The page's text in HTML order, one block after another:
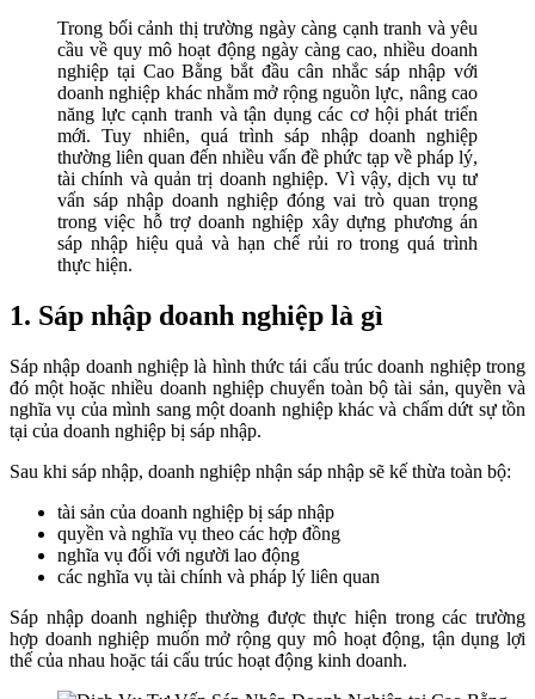
Trong bối cảnh thị trường ngày càng cạnh tranh và yêu
cầu về quy mô hoạt động ngày càng cao, nhiều doanh
nghiệp tại Cao Bằng bắt đầu cân nhắc sáp nhập với
doanh nghiệp khác nhằm mở rộng nguồn lực, nâng cao
năng lực cạnh tranh và tận dụng các cơ hội phát triển
mới. Tuy nhiên, quá trình sáp nhập doanh nghiệp
thường liên quan đến nhiều vấn đề phức tạp về pháp lý,
tài chính và quản trị doanh nghiệp. Vì vậy, dịch vụ tư
vấn sáp nhập doanh nghiệp đóng vai trò quan trọng
trong việc hỗ trợ doanh nghiệp xây dựng phương án
sáp nhập hiệu quả và hạn chế rủi ro trong quá trình
thực hiện.
1. Sáp nhập doanh nghiệp là gì
Sáp nhập doanh nghiệp là hình thức tái cấu trúc doanh nghiệp trong
đó một hoặc nhiều doanh nghiệp chuyển toàn bộ tài sản, quyền và
nghĩa vụ của mình sang một doanh nghiệp khác và chấm dứt sự tồn
tại của doanh nghiệp bị sáp nhập.
Sau khi sáp nhập, doanh nghiệp nhận sáp nhập sẽ kế thừa toàn bộ:
tài sản của doanh nghiệp bị sáp nhập
quyền và nghĩa vụ theo các hợp đồng
nghĩa vụ đối với người lao động
các nghĩa vụ tài chính và pháp lý liên quan
Sáp nhập doanh nghiệp thường được thực hiện trong các trường
hợp doanh nghiệp muốn mở rộng quy mô hoạt động, tận dụng lợi
thế của nhau hoặc tái cấu trúc hoạt động kinh doanh.